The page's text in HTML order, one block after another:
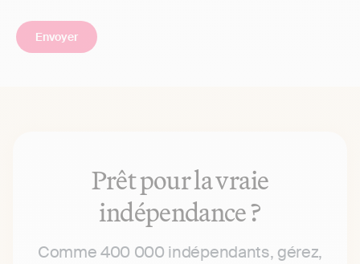
Prêt pour la vraie
indépendance ?
Comme 400 000 indépendants, gérez,